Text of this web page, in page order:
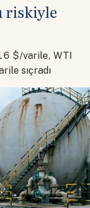
riskiyle
$/varile, WTI
sıçradı